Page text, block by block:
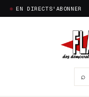
EN DIRECTS'ABONNER
⌕